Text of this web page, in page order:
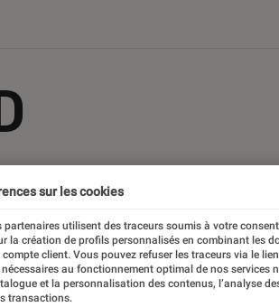
les livres et les BD du moment,
les auteurs qui nourrissent et
la littérature.
sur les cookies
partenaires utilisent des traceurs soumis à votre
la création de profils personnalisés en combinant les
compte client. Vous pouvez refuser les traceurs via le
au fonctionnement optimal de nos services
et la personnalisation des contenus, l’analyse
transactions.